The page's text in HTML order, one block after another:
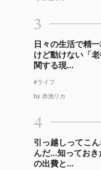
3
日々の生活で精
けど動けない「
関する現...
#ライフ
by 赤池リカ
4
引っ越しってこ
んだ…知っておき
の出費と...